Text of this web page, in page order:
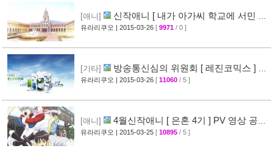
[애니]
신작애니 [ 내가 아가씨 학교에 서민 샘
플로 겟츠당한 사건 ] 티저 영상 공개
유라리쿠오 | 2015-03-26 [ 9971 / 0 ]
[기타]
방송통신심의 위원회 [ 레진코믹스 ] 접
속 차단 보류 소식 [51]
유라리쿠오 | 2015-03-26 [ 11060 / 5 ]
[애니]
4월신작애니 [ 은혼 4기 ] PV 영상 공
개 [67]
유라리쿠오 | 2015-03-25 [ 10895 / 5 ]